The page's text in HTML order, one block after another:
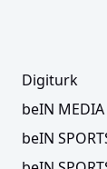
Digiturk
beIN MEDIA
beIN